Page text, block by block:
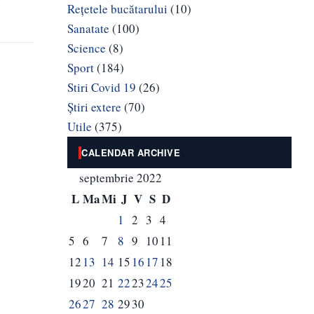
Rețetele bucătarului (10)
Sanatate (100)
Science (8)
Sport(184)
Stiri Covid 19 (26)
Știri extere (70)
Utile (375)
CALENDAR ARCHIVE
septembrie 2022
L MaMi J V S D
1 2 3 4
5 6 7 8 9 10 11
12 13 14 15 16 17 18
1920 21 22232425
2627 28 2930